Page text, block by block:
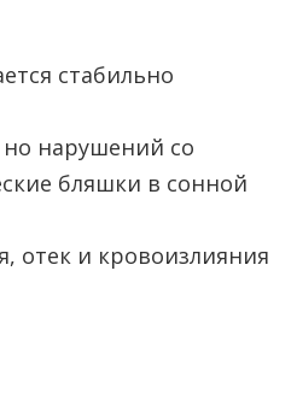
стабильно
нарушений со
бляшки в сонной
отек и кровоизлияния